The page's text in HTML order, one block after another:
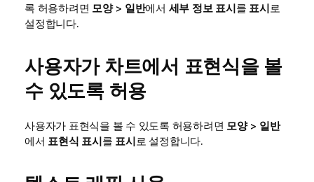
록 허용하려면 모양> 일반에서 세부 정보 표시를 표시로
설정합니다.
사용자가 차트에서 표현식을 볼
수 있도록 허용
사용자가 표현식을 볼 수 있도록 허용하려면 모양> 일반
에서 표현식 표시를 표시로 설정합니다.